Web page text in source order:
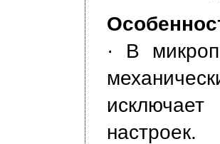
· В
настроек.